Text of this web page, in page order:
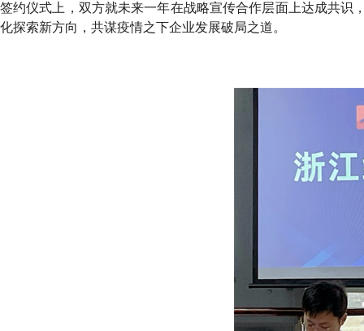
签约仪式上，双方就未来一年在战略宣传合作层面上达成共
化探索新方向，共谋疫情之下企业发展破局之道。